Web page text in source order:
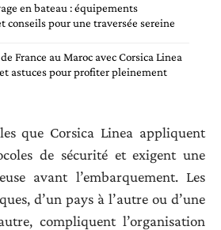
en bateau : équipements
conseils pour une traversée sereine
France au Maroc avec Corsica Linea
astuces pour profiter pleinement
que Corsica Linea appliquent
de sécurité et exigent une
avant l’embarquement. Les
d’un pays à l’autre ou d’une
compliquent l’organisation